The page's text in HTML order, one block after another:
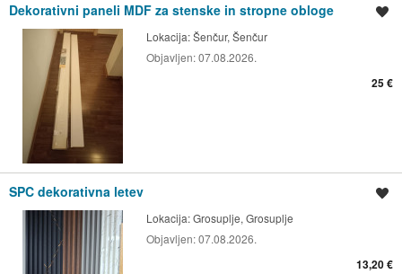
Dekorativni paneli MDF za stenske in stropne obloge
Lokacija:Šenčur, Šenčur
Objavljen:07.08.2026.
25 €
SPC dekorativna letev
Lokacija:Grosuplje, Grosuplje
Objavljen:07.08.2026.
13,20 €